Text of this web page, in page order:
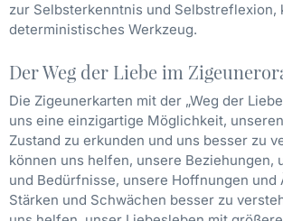
zur Selbsterkenntnis und Selbstreflexion,
deterministisches Werkzeug.
Der Weg der Liebe im
Die Zigeunerkarten mit der „Weg der
uns eine einzigartige Möglichkeit,
Zustand zu erkunden und uns besser zu
können uns helfen, unsere Beziehungen,
und Bedürfnisse, unsere Hoffnungen und
Stärken und Schwächen besser zu